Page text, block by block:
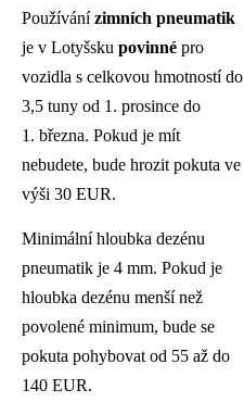
Používánízimních pneumatik
je v Lotyšsku povinné pro
vozidla s celkovou hmotností do
3,5 tuny od 1. prosince do
1. března. Pokud je mít
nebudete, bude hrozit pokuta ve
výši 30 EUR.
Minimální hloubka dezénu
pneumatik je 4 mm. Pokud je
hloubka dezénu menší než
povolené minimum, bude se
pokuta pohybovat od 55 až do
140 EUR.